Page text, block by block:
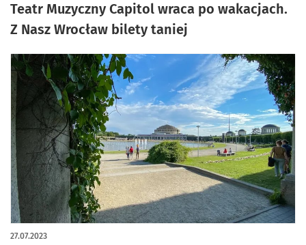
Teatr Muzyczny Capitol wraca po wakacjach.
Z Nasz Wrocław bilety taniej
27.07.2023